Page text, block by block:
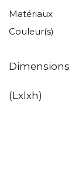
Matériaux
Couleur(s)
Dimensions
(Lxlxh)